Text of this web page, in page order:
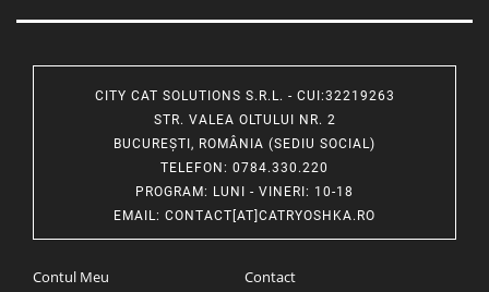
CITY CAT SOLUTIONS S.R.L. - CUI:32219263
STR. VALEA OLTULUI NR. 2
BUCUREȘTI, ROMÂNIA (SEDIU SOCIAL)
TELEFON : 0784.330.220
PROGRAM: LUNI - VINERI: 10-18
EMAIL : CONTACT[AT]CATRYOSHKA.RO
Contul Meu
Contact